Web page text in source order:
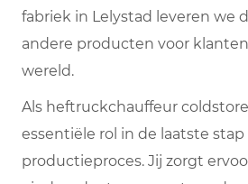
fabriek in Lelystad leveren we
andere producten voor
wereld.
Als heftruckchauffeur
essentiële rol in de laatste stap
productieproces. Jij zorgt